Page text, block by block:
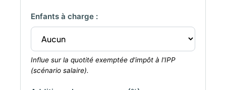
Enfants à charge :
Influe sur la quotité exemptée d'impôt à l'IPP
(scénario salaire).